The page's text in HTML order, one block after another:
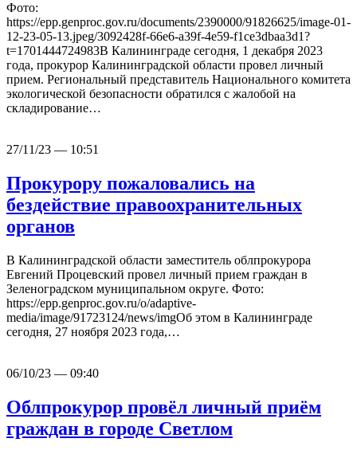
Фото:
https://epp.genproc.gov.ru/documents/2390000/91826625/image-01-
12-23-05-13.jpeg/3092428f-66e6-a39f-4e59-f1ce3dbaa3d1?
t=1701444724983В Калининграде сегодня, 1 декабря 2023
года, прокурор Калининградской области провел личный
прием. Региональный представитель Национального комитета
экологической безопасности обратился с жалобой на
складирование…
27/11/23 — 10:51
Прокурору пожаловались на
бездействие правоохранительных
органов
В Калининградской области заместитель облпрокурора
Евгений Процевский провел личный прием граждан в
Зеленоградском муниципальном округе. Фото:
https://epp.genproc.gov.ru/o/adaptive-
media/image/91723124/news/imgОб этом в Калининграде
сегодня, 27 ноября 2023 года,…
06/10/23 — 09:40
Облпрокурор провёл личный приём
граждан в городе Светлом